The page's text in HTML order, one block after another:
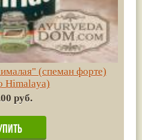
(спеман форте)
Himalaya)
руб.